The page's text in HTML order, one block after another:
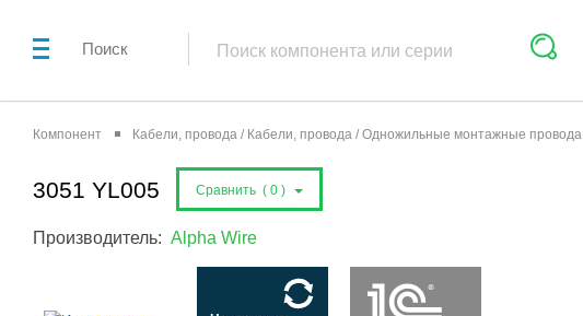
Поиск
Компонент Кабели, провода / Кабели, провода / Одножильные монтажные провода
3051 YL005 Сравнить ( 0 )
Производитель: Alpha Wire